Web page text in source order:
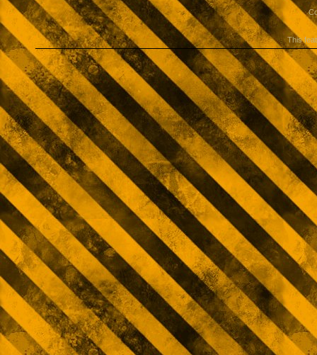
This